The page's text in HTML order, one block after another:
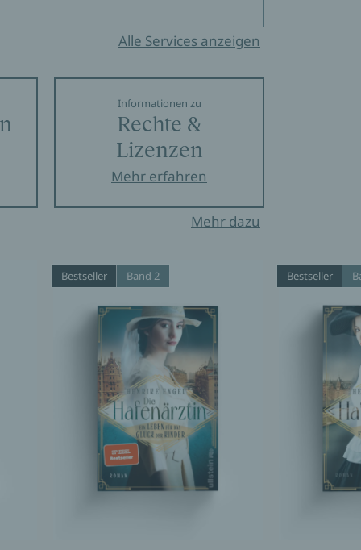
Alle Services anzeigen
Informationen zu
Rechte &
Lizenzen
Mehr erfahren
Mehr dazu
Bestseller Band 2 Bestseller